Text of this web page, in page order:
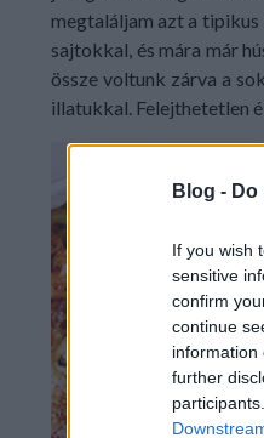
Blog -
If you wish
sensitive
confirm
continue
information
further
megtaláljam azt a tipikus
sajtokkal, és mára már
össze voltunk zárva a
illatukkal. Felejthetetlen